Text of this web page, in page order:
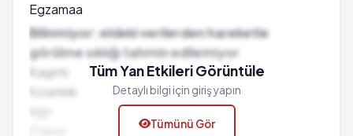
Egzamaa
Eritem
Parestezi
Batma/ağrı hissi gibi cilt rahatsızlıkları
Hissizlik
Bilinmiyor: eldeki verilerden hareketle
görülme sıklığı tahmin edilemiyor
Kaşıntı
Kızarıklık
Tüm Yan Etkileri Görüntüle
Detaylı bilgi için giriş yapın
Tümünü Gör